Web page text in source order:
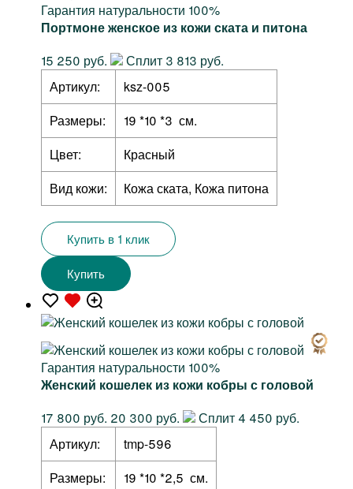
Гарантия натуральности 100%
Портмоне женское из кожи ската и питона
15 250 руб.
Сплит 3 813 руб.
Артикул:
ksz-005
Размеры:
19 *10 *3 см.
Цвет:
Красный
Вид кожи:
Кожа ската, Кожа питона
Купить в 1 клик
Купить
Гарантия натуральности 100%
Женский кошелек из кожи кобры с головой
17 800 руб. 20 300 руб.
Сплит 4 450 руб.
Артикул:
tmp-596
Размеры:
19 *10 *2,5 см.